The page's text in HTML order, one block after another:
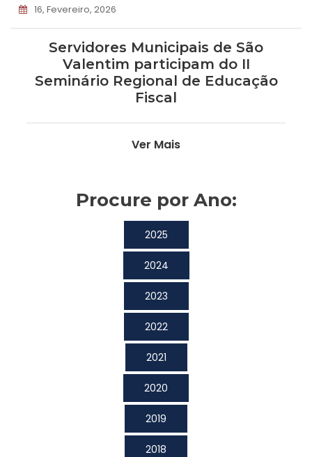
16, Fevereiro, 2026
Servidores Municipais de São
Valentim participam do II
Seminário Regional de Educação
Fiscal
Ver Mais
Procure por Ano:
2025
2024
2023
2022
2021
2020
2019
2018